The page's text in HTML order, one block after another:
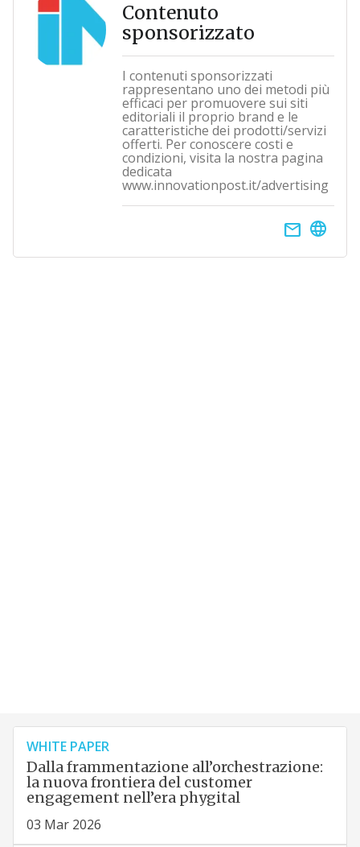
Contenuto
sponsorizzato
I contenuti sponsorizzati
rappresentano uno dei metodi più
efficaci per promuovere sui siti
editoriali il proprio brand e le
caratteristiche dei prodotti/servizi
offerti. Per conoscere costi e
condizioni, visita la nostra pagina
dedicata
www.innovationpost.it/advertising
email
WHITE PAPER
Dalla frammentazione all’orchestrazione:
la nuova frontiera del customer
engagement nell’era phygital
03 Mar 2026